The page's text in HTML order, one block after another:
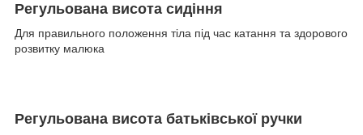
Регульована висота сидіння
Для правильного положення тіла під час катання та здорового
розвитку малюка
Регульована висота батьківської ручки